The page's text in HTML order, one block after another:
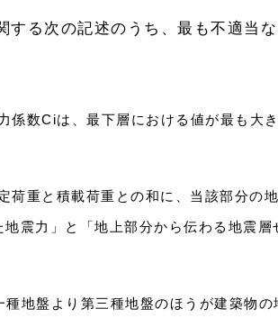
る次の記述のうち、最も不適当な
係数Ciは、最下層における値が最も大き
荷重と積載荷重との和に、当該部分の
震力」と「地上部分から伝わる地震層
地盤より第三種地盤のほうが建築物の